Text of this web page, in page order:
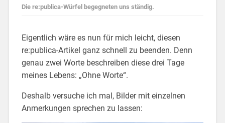
Die re:publica-Würfel begegneten uns ständig.
Eigentlich wäre es nun für mich leicht, diesen
re:publica-Artikel ganz schnell zu beenden. Denn
genau zwei Worte beschreiben diese drei Tage
meines Lebens: „Ohne Worte“.
Deshalb versuche ich mal, Bilder mit einzelnen
Anmerkungen sprechen zu lassen: